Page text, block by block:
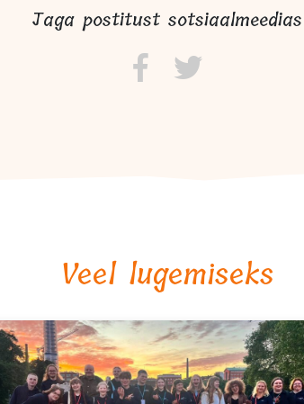
Jaga postitust sotsiaalmeedias
Veel lugemiseks